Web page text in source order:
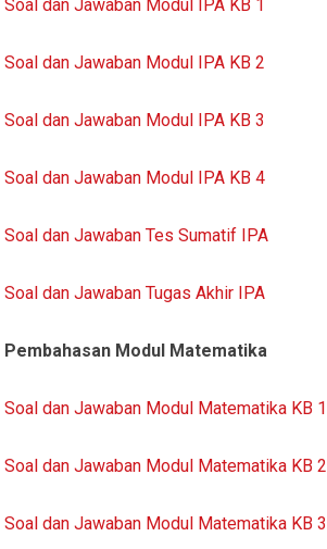
Soal dan Jawaban Modul IPA KB 1
Soal dan Jawaban Modul IPA KB 2
Soal dan Jawaban Modul IPA KB 3
Soal dan Jawaban Modul IPA KB 4
Soal dan Jawaban Tes Sumatif IPA
Soal dan Jawaban Tugas Akhir IPA
Pembahasan Modul Matematika
Soal dan Jawaban Modul Matematika KB 1
Soal dan Jawaban Modul Matematika KB 2
Soal dan Jawaban Modul Matematika KB 3